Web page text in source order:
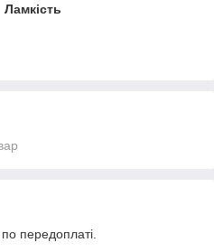
Ламкість
передоплаті.